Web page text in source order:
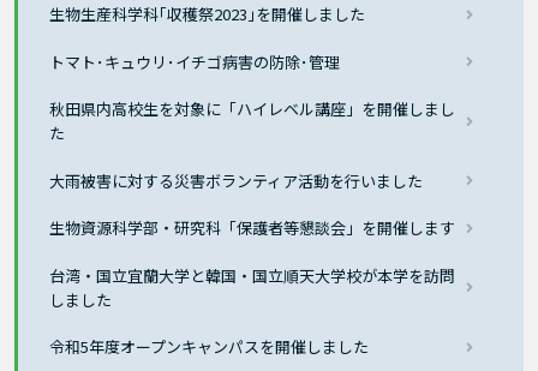
生物生産科学科｢収穫祭2023｣を開催しました
トマト･キュウリ･イチゴ病害の防除･管理
秋田県内高校生を対象に「ハイレベル講座」を開催しまし
た
大雨被害に対する災害ボランティア活動を行いました
生物資源科学部・研究科「保護者等懇談会」を開催します
台湾・国立宜蘭大学と韓国・国立順天大学校が本学を訪問
しました
令和5年度オープンキャンパスを開催しました